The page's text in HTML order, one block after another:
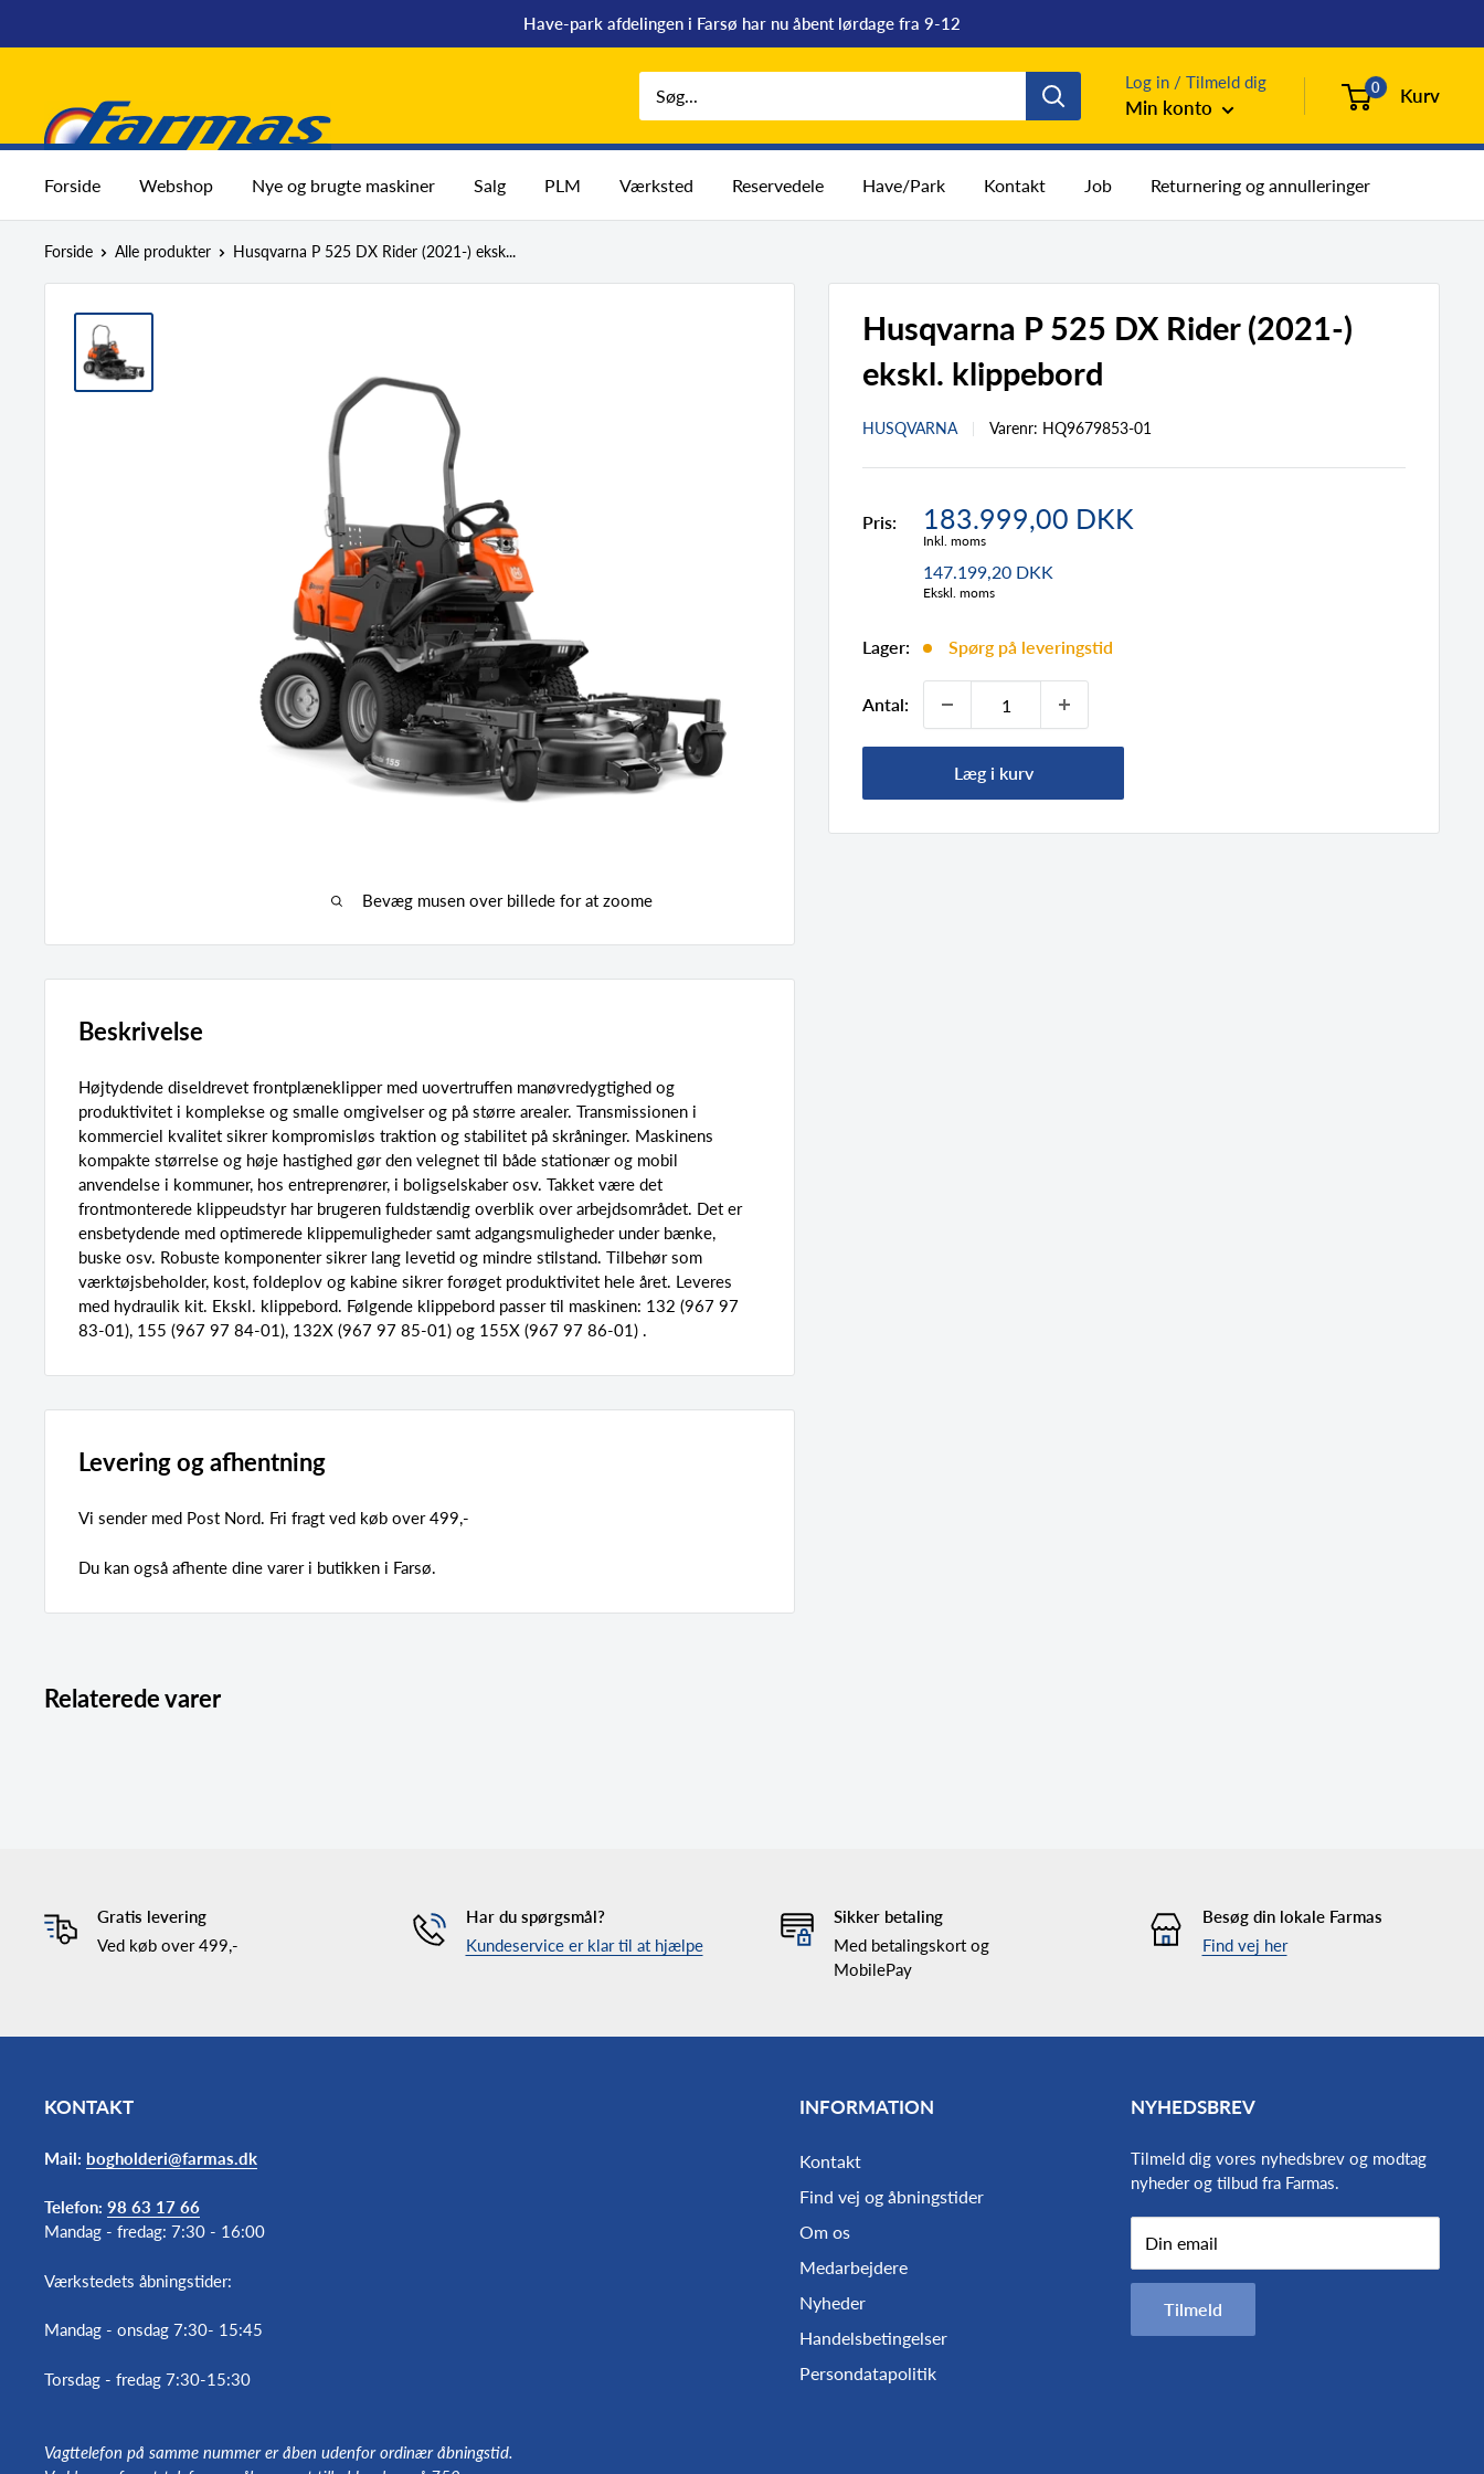
til
Have-park afdelingen i Farsø har nu åbent lørdage fra 9-12
Farmas
Log in / Tilmeld dig
Min konto
0 Kurv
Forside Webshop Nye og brugte maskiner Salg PLM Værksted Reservedele Have/Park Kontakt Job Returnering og annulleringer
Forside Alle produkter Husqvarna P 525 DX Rider (2021-) eksk...
Bevæg musen over billede for at zoome
Husqvarna P 525 DX Rider (2021-)
ekskl. klippebord
HUSQVARNA Varenr: HQ9679853-01
Pris: Tilbudspris
183.999,00 DKK
Inkl. moms
147.199,20 DKK
Ekskl. moms
Lager: Spørg på leveringstid
Antal:
Læg i kurv
Beskrivelse
Højtydende diseldrevet frontplæneklipper med uovertruffen manøvredygtighed og
produktivitet i komplekse og smalle omgivelser og på større arealer. Transmissionen i
kommerciel kvalitet sikrer kompromisløs traktion og stabilitet på skråninger. Maskinens
kompakte størrelse og høje hastighed gør den velegnet til både stationær og mobil
anvendelse i kommuner, hos entreprenører, i boligselskaber osv. Takket være det
frontmonterede klippeudstyr har brugeren fuldstændig overblik over arbejdsområdet. Det er
ensbetydende med optimerede klippemuligheder samt adgangsmuligheder under bænke,
buske osv. Robuste komponenter sikrer lang levetid og mindre stilstand. Tilbehør som
værktøjsbeholder, kost, foldeplov og kabine sikrer forøget produktivitet hele året. Leveres
med hydraulik kit. Ekskl. klippebord. Følgende klippebord passer til maskinen: 132 (967 97
83-01), 155 (967 97 84-01), 132X (967 97 85-01) og 155X (967 97 86-01) .
Levering og afhentning
Vi sender med Post Nord. Fri fragt ved køb over 499,-
Du kan også afhente dine varer i butikken i Farsø.
Relaterede varer
Gratis levering
Ved køb over 499,-
Har du spørgsmål?
Kundeservice er klar til at hjælpe
Sikker betaling
Med betalingskort og
MobilePay
Besøg din lokale Farmas
Find vej her
KONTAKT
Mail: bogholderi@farmas.dk
Telefon: 98 63 17 66
Mandag - fredag: 7:30 - 16:00
Værkstedets åbningstider:
Mandag - onsdag 7:30- 15:45
Torsdag - fredag 7:30-15:30
Vagttelefon på samme nummer er åben udenfor ordinær åbningstid.
INFORMATION
Kontakt
Find vej og åbningstider
Om os
Medarbejdere
Nyheder
Handelsbetingelser
Persondatapolitik
NYHEDSBREV
Tilmeld dig vores nyhedsbrev og modtag
nyheder og tilbud fra Farmas.
Din email
Tilmeld